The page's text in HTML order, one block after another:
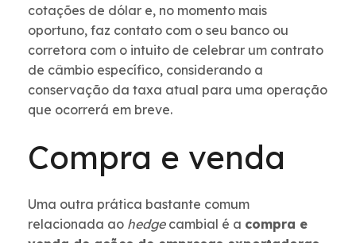
cotações de dólar e, no momento mais
oportuno, faz contato com o seu banco ou
corretora com o intuito de celebrar um contrato
de câmbio específico, considerando a
conservação da taxa atual para uma operação
que ocorrerá em breve.
Compra e venda
Uma outra prática bastante comum
relacionada ao hedge cambial é a compra e